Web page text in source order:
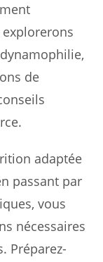
de
adaptée
passant par
vous
nécessaires
Préparez-